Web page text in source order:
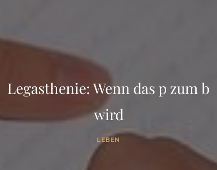
Legasthenie: Wenn das p zum b
wird
LEBEN